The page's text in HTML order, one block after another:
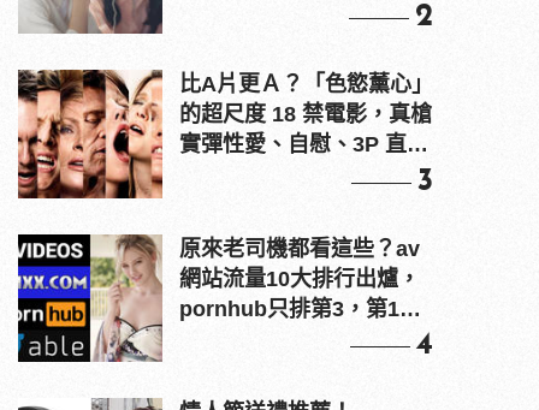
2
比A片更Ａ？「色慾薰心」
的超尺度 18 禁電影，真槍
實彈性愛、自慰、3P 直接
3
原來老司機都看這些？av
網站流量10大排行出爐，
pornhub只排第3，第1名
4